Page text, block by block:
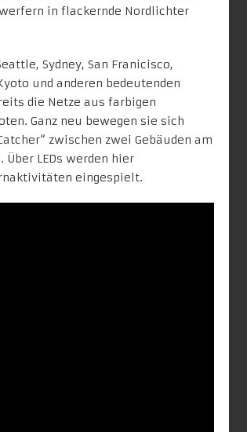
in flackernde Nordlichter
Sydney, San Franicisco,
und anderen bedeutenden
die Netze aus farbigen
Ganz neu bewegen sie sich
zwischen zwei Gebäuden am
LEDs werden hier
eingespielt.